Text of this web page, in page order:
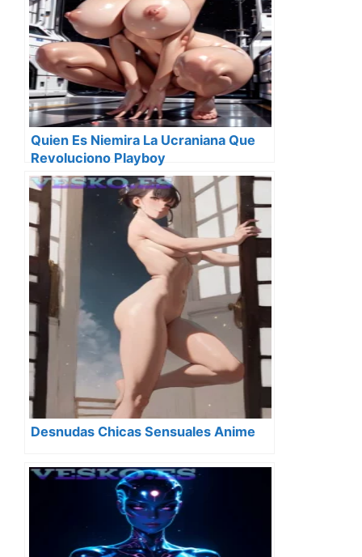
Quien Es Niemira La Ucraniana Que
Revoluciono Playboy
Desnudas Chicas Sensuales Anime